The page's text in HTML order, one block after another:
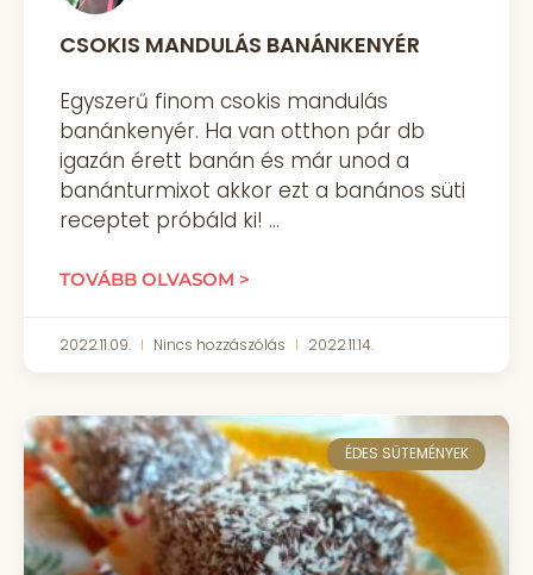
CSOKIS MANDULÁS BANÁNKENYÉR
Egyszerű finom csokis mandulás
banánkenyér. Ha van otthon pár db
igazán érett banán és már unod a
banánturmixot akkor ezt a banános süti
receptet próbáld ki!
TOVÁBB OLVASOM >
2022.11.09. Nincs hozzászólás 2022.11.14.
ÉDES SÜTEMÉNYEK